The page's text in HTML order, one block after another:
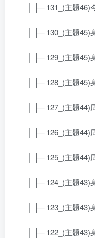
│ ├─ 131_(主题46)
│ ├─ 130_(主题45)
│ ├─ 129_(主题45)
│ ├─ 128_(主题45)
│ ├─ 127_(主题44)
│ ├─ 126_(主题44)
│ ├─ 125_(主题44)
│ ├─ 124_(主题43)
│ ├─ 123_(主题43)
│ ├─ 122_(主题43)